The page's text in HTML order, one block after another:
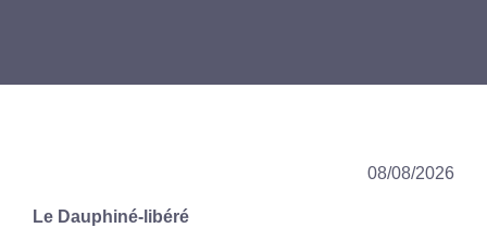
08/08/2026
Le Dauphiné-libéré